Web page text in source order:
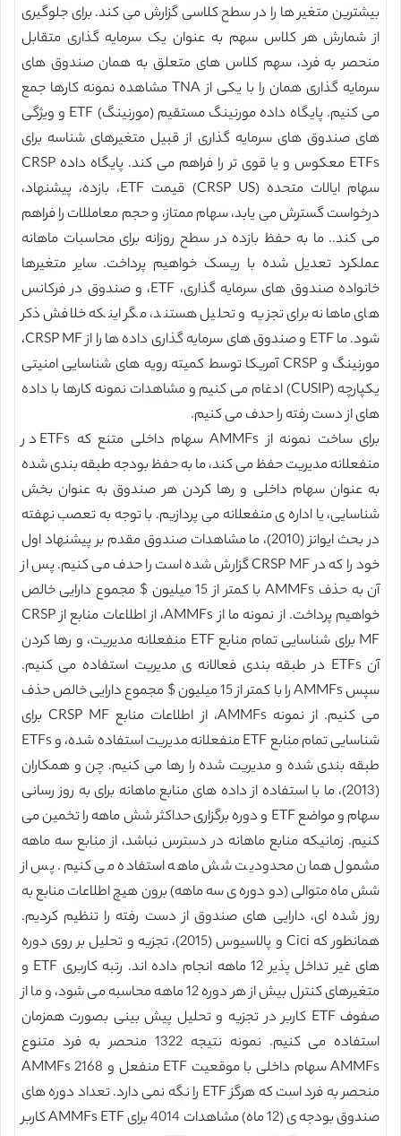
بیشترین متغیر ها را در سطح کلاسی گزارش می کند. برای جلوگیری
از شمارش هر کلاس سهم به عنوان یک سرمایه گذاری متقابل
منحصر به فرد، سهم کلاس های متعلق به همان صندوق های
سرمایه گذاری همان را با یکی از TNA مشاهده نمونه کارها جمع
می کنیم. پایگاه داده مورنینگ مستقیم (مورنینگ) ETF و ویژگی
های صندوق های سرمایه گذاری از قبیل متغیرهای شناسه برای
ETFs معکوس و یا قوی تر را فراهم می کند. پایگاه داده CRSP
سهام ایالات متحده (CRSP US) قیمت ETF، بازده، پیشنهاد،
درخواست گسترش می یابد، سهام ممتاز، و حجم معامللات را فراهم
می کند.. ما به حفظ بازده در سطح روزانه برای محاسبات ماهانه
عملکرد تعدیل شده با ریسک خواهیم پرداخت. سایر متغیرها
خانواده صندوق های سرمایه گذاری، ETF، و صندوق در فرکانس
های ماهانه برای تجزیه و تحلیل هستند، مگر اینکه خلافش ذکر
شود. ما ETF و صندوق های سرمایه گذاری داده ها را از CRSP MF،
مورنینگ و CRSP آمریکا توسط کمیته رویه های شناسایی امنیتی
یکپارچه (CUSIP) ادغام می کنیم و مشاهدات نمونه کارها با داده
های از دست رفته را حدف می کنیم.
برای ساخت نمونه از AMMFs سهام داخلی متنع که ETFs در
منفعلانه مدیریت حفظ می کند، ما به حفظ بودجه طبقه بندی شده
به عنوان سهام داخلی و رها کردن هر صندوق به عنوان بخش
شناسایی، یا اداره ی منفعلانه می پردازیم. با توجه به تعصب نهفته
در بحث ایوانز (2010)، ما مشاهدات صندوق مقدم بر پیشنهاد اول
خود را که در CRSP MF گزارش شده است را حدف می کنیم. پس از
آن به حذف AMMFs با کمتر از 15 میلیون $ مجموع دارایی خالص
خواهیم پرداخت. از نمونه ما از AMMFs، از اطلاعات منابع از CRSP
MF برای شناسایی تمام منابع ETF منفعلانه مدیریت، و رها کردن
آن ETFs در طبقه بندی فعالانه ی مدیریت استفاده می کنیم.
سپس AMMFs را با کمتر از 15 میلیون $ مجموع دارایی خالص حذف
می کنیم. از نمونه AMMFs، از اطلاعات منابع CRSP MF برای
شناسایی تمام منابع ETF منفعلانه مدیریت استفاده شده، و ETFs
طبقه بندی شده و مدیریت شده را رها می کنیم. چن و همکاران
(2013)، ما با استفاده از داده های منابع ماهانه برای به روز رسانی
سهام و مواضع ETF و دوره برگزاری حداکثر شش ماهه را تخمین می
کنیم. زمانیکه منابع ماهانه در دسترس نباشد، از منابع سه ماهه
مشمول همان محدودیت شش ماهه استفاده می کنیم. پس از
شش ماه متوالی (دو دوره ی سه ماهه) برون هیچ اطلاعات منابع به
روز شده ای، دارایی های صندوق از دست رفته را تنظیم کردیم.
همانطور که Cici و پالاسیوس (2015)، تجزیه و تحلیل بر روی دوره
های غیر تداخل پذیر 12 ماهه انجام داده اند. رتبه کاربری ETF و
متغیرهای کنترل بیش از هر دوره 12 ماهه محاسبه می شود، و ما از
صفوف ETF کاربر در تجزیه و تحلیل پیش بینی بصورت همزمان
استفاده می کنیم. نمونه نتیجه 1322 منحصر به فرد متنوع
AMMFs سهام داخلی با موقعیت ETF منفعل و 2168 AMMFs
منحصر به فرد است که هرگز ETF را نگه نمی دارد. تعداد دوره های
صندوق بودجه ی (12 ماه) مشاهدات 4014 برای AMMFs ETF کاربر